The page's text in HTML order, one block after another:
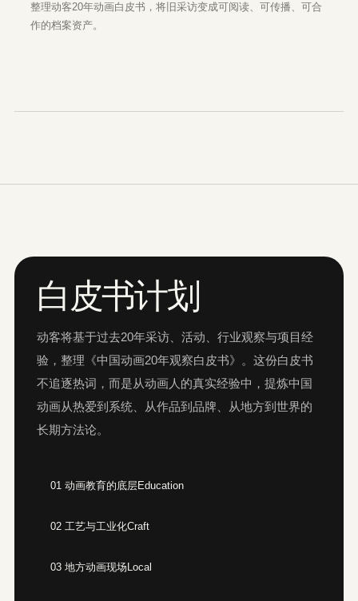
整理动客20年动画白皮书，将旧采访变成可阅读、可传播、可合
作的档案资产。
白皮书计划
动客将基于过去20年采访、活动、行业观察与项目经
验，整理《中国动画20年观察白皮书》。这份白皮书
不追逐热词，而是从动画人的真实经验中，提炼中国
动画从热爱到系统、从作品到品牌、从地方到世界的
长期方法论。
01 动画教育的底层Education
02 工艺与工业化Craft
03 地方动画现场 Local